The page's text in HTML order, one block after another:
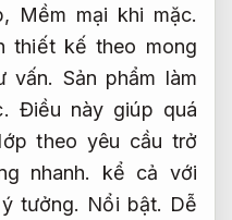
Mềm mại khi mặc.
thiết kế theo mong
vấn. Sản phẩm làm
Điều này giúp quá
theo yêu cầu trở
nhanh.
kể cả với
tưởng. Nổi bật. Dễ